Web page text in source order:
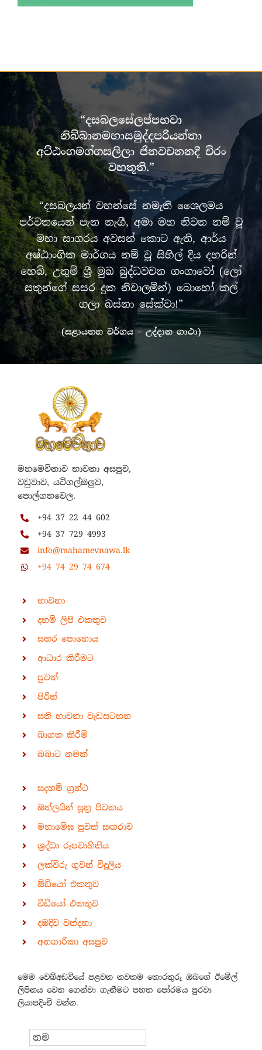
“දසබලසේලප්පභවා
නිබ්බානමහාසමුද්දපරියන්තා
අට්ඨංගමග්ගසලිලා ජිනවචනනදී චිරං
වහතූති.”
“දසබලයන් වහන්සේ නමැති ශෛලමය
පර්වතයෙන් පැන නැගී, අමා මහ නිවන නම් වූ
මහා සාගරය අවසන් කොට ඇති, ආර්ය
අෂ්ඨාංගික මාර්ගය නම් වූ සිහිල් දිය දහරින්
හෙබි, උතුම් ශ්‍රී මුඛ බුද්ධවචන ගංගාවෝ (ලෝ
සතුන්ගේ සසර දුක නිවාලමින්) බොහෝ කල්
ගලා බස්නා සේක්වා!”
(සළායතන වර්ගය – උද්දාන ගාථා)
මහමෙව්නාව භාවනා අසපුව,
වඩුවාව, යටිගල්ඔලුව,
පොල්ගහවෙල.
+94 37 22 44 602
+94 37 729 4993
info@mahamevnawa.lk
+94 74 29 74 674
භාවනා
දහම් ලිපි එකතුව
සතර පොහොය
ආධාර කිරීමට
පුවත්
පිරිත්
සති භාවනා වැඩසටහන
බාගත කිරීම්
බබාට නමක්
සදහම් ග්‍රන්ථ
ඔන්ලයින් සූත්‍ර පිටකය
මහාමේඝ පුවත් සඟරාව
ශ්‍රද්ධා රූපවාහිනිය
ලක්විරු ගුවන් විදුලිය
ඕඩියෝ එකතුව
වීඩියෝ එකතුව
දඹදිව වන්දනා
අනගාරිකා අසපුව
මෙම වෙබ්අඩවියේ පළවන නවතම තොරතුරු ඔබගේ ඊමේල්
ලිපිනය වෙත ගෙන්වා ගැනීමට පහත පෝරමය පුරවා
ලියාපදිංචි වන්න.